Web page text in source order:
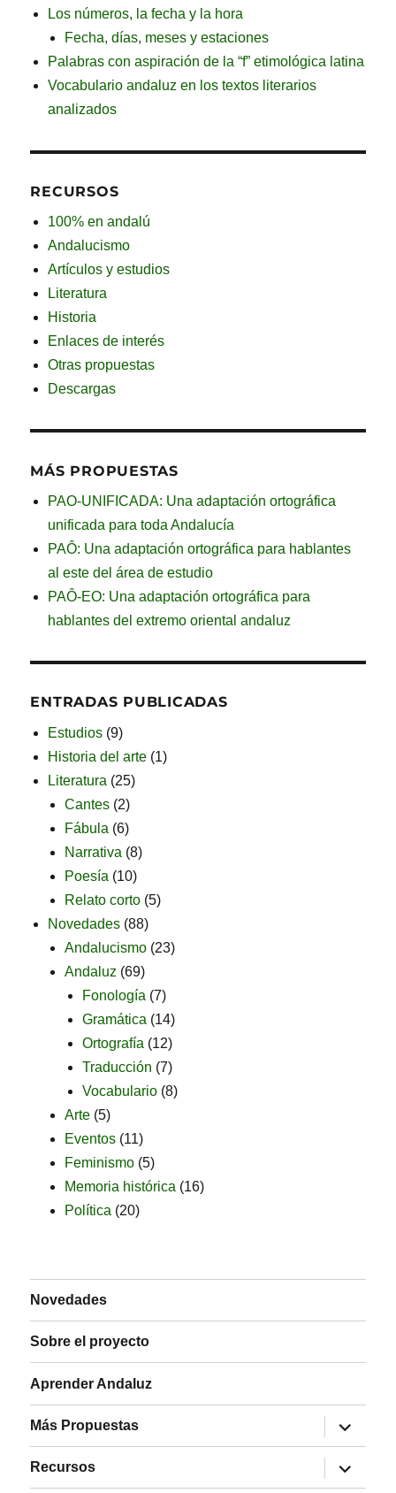
Los números, la fecha y la hora
Fecha, días, meses y estaciones
Palabras con aspiración de la “f” etimológica latina
Vocabulario andaluz en los textos literarios
analizados
RECURSOS
100% en andalú
Andalucismo
Artículos y estudios
Literatura
Historia
Enlaces de interés
Otras propuestas
Descargas
MÁS PROPUESTAS
PAO-UNIFICADA: Una adaptación ortográfica
unificada para toda Andalucía
PAÔ: Una adaptación ortográfica para hablantes
al este del área de estudio
PAÔ-EO: Una adaptación ortográfica para
hablantes del extremo oriental andaluz
ENTRADAS PUBLICADAS
Estudios(9)
Historia del arte(1)
Literatura (25)
Cantes (2)
Fábula (6)
Narrativa (8)
Poesía (10)
Relato corto (5)
Novedades(88)
Andalucismo (23)
Andaluz (69)
Fonología (7)
Gramática (14)
Ortografía (12)
Traducción (7)
Vocabulario(8)
Arte (5)
Eventos (11)
Feminismo (5)
Memoria histórica (16)
Política (20)
Novedades
Sobre el proyecto
Aprender Andaluz
Más Propuestas
expande
el
menú
inferior
Recursos
expande
el